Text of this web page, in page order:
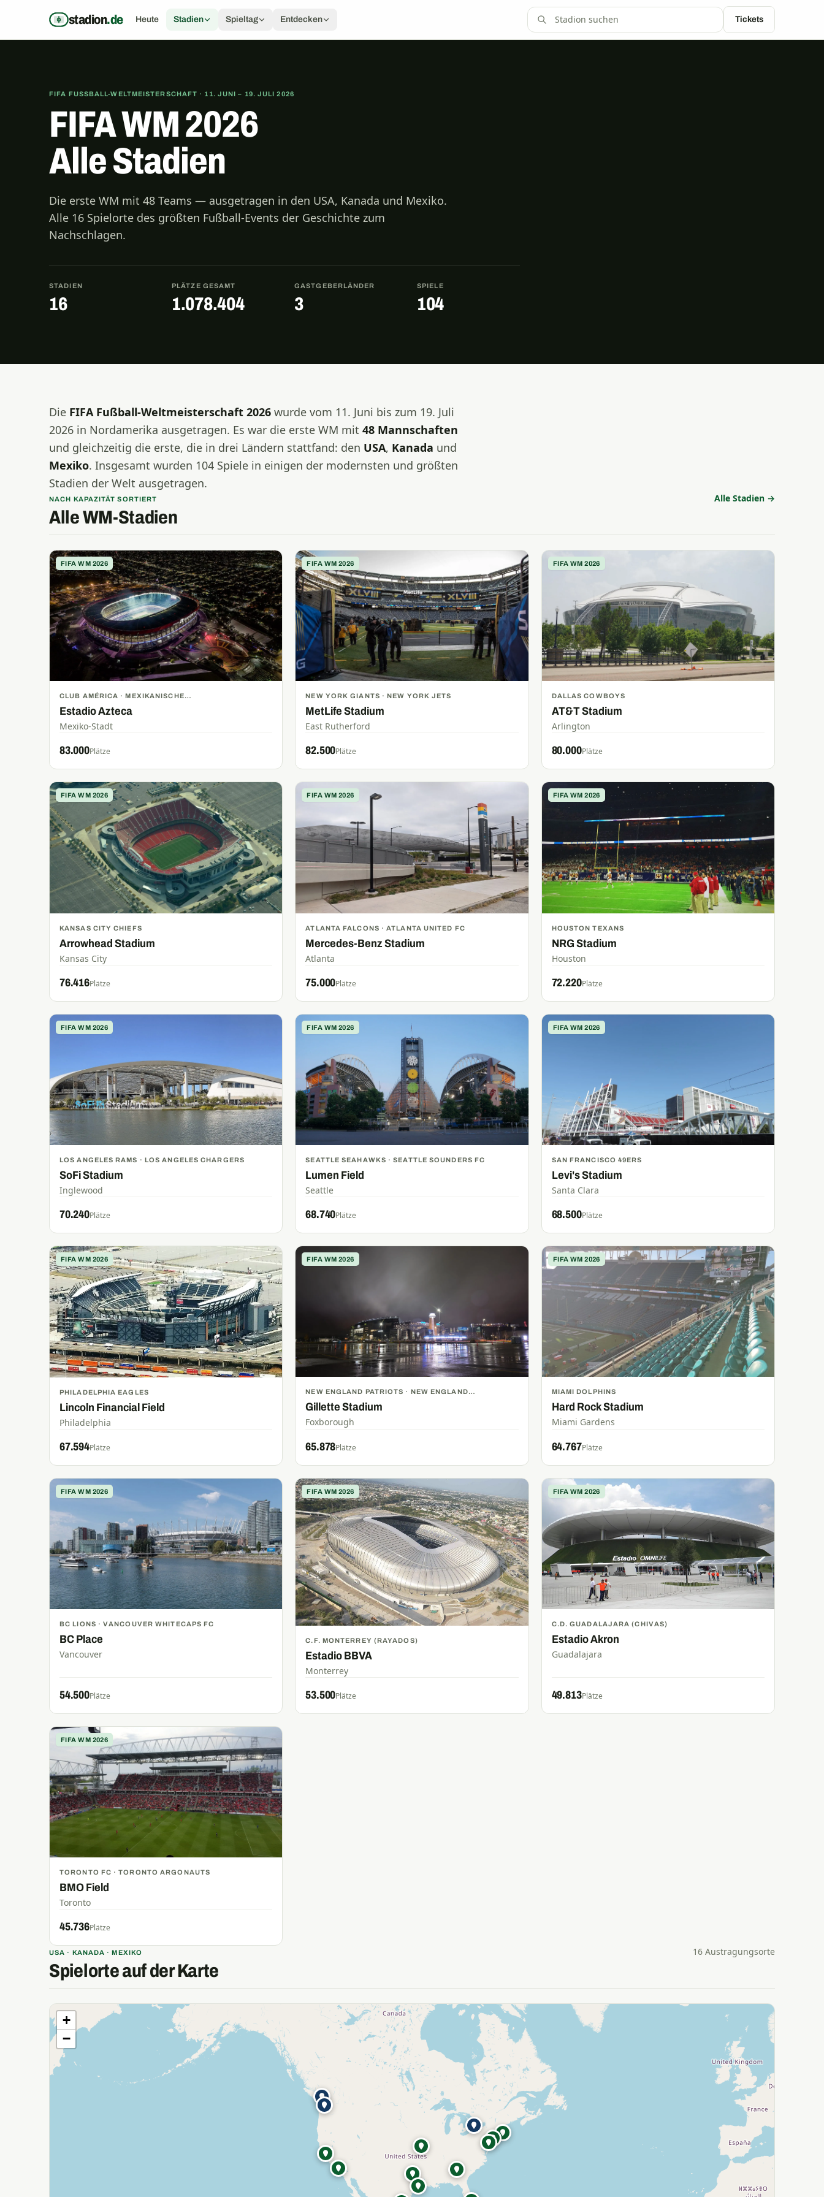
stadion.de Heute Stadien Spieltag Entdecken Tickets
FIFA FUSSBALL-WELTMEISTERSCHAFT · 11. JUNI – 19. JULI 2026
FIFA WM 2026
Alle Stadien
Die erste WM mit 48 Teams — ausgetragen in den USA, Kanada und Mexiko.
Alle 16 Spielorte des größten Fußball-Events der Geschichte zum
Nachschlagen.
STADIEN
16
PLÄTZE GESAMT
1.078.404
GASTGEBERLÄNDER
3
SPIELE
104
Die FIFA Fußball-Weltmeisterschaft 2026 wurde vom 11. Juni bis zum 19. Juli
2026 in Nordamerika ausgetragen. Es war die erste WM mit 48 Mannschaften
und gleichzeitig die erste, die in drei Ländern stattfand: den USA, Kanada und
Mexiko. Insgesamt wurden 104 Spiele in einigen der modernsten und größten
Stadien der Welt ausgetragen.
NACH KAPAZITÄT SORTIERT
Alle WM-Stadien
Alle Stadien →
FIFA WM 2026
CLUB AMÉRICA · MEXIKANISCHE
NATIONALMANNSCHAFT
Estadio Azteca
Mexiko-Stadt
83.000Plätze
FIFA WM 2026
NEW YORK GIANTS · NEW YORK JETS
MetLife Stadium
East Rutherford
82.500Plätze
FIFA WM 2026
DALLAS COWBOYS
AT&T Stadium
Arlington
80.000Plätze
FIFA WM 2026
KANSAS CITY CHIEFS
Arrowhead Stadium
Kansas City
76.416Plätze
FIFA WM 2026
ATLANTA FALCONS · ATLANTA UNITED FC
Mercedes-Benz Stadium
Atlanta
75.000Plätze
FIFA WM 2026
HOUSTON TEXANS
NRG Stadium
Houston
72.220Plätze
FIFA WM 2026
LOS ANGELES RAMS · LOS ANGELES CHARGERS
SoFi Stadium
Inglewood
70.240Plätze
FIFA WM 2026
SEATTLE SEAHAWKS · SEATTLE SOUNDERS FC
Lumen Field
Seattle
68.740Plätze
FIFA WM 2026
SAN FRANCISCO 49ERS
Levi's Stadium
Santa Clara
68.500Plätze
FIFA WM 2026
PHILADELPHIA EAGLES
Lincoln Financial Field
Philadelphia
67.594Plätze
FIFA WM 2026
NEW ENGLAND PATRIOTS · NEW ENGLAND
REVOLUTION
Gillette Stadium
Foxborough
65.878Plätze
FIFA WM 2026
MIAMI DOLPHINS
Hard Rock Stadium
Miami Gardens
64.767Plätze
FIFA WM 2026
BC LIONS · VANCOUVER WHITECAPS FC
BC Place
Vancouver
54.500Plätze
FIFA WM 2026
C.F. MONTERREY (RAYADOS)
Estadio BBVA
Monterrey
53.500Plätze
FIFA WM 2026
C.D. GUADALAJARA (CHIVAS)
Estadio Akron
Guadalajara
49.813Plätze
FIFA WM 2026
TORONTO FC · TORONTO ARGONAUTS
BMO Field
Toronto
45.736Plätze
USA · KANADA · MEXIKO
Spielorte auf der Karte
16 Austragungsorte
+
−